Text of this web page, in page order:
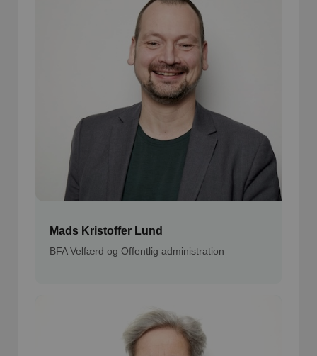
Mads Kristoffer Lund
BFA Velfærd og Offentlig administration